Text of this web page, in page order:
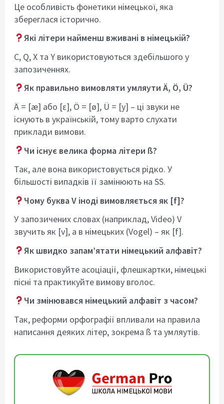
Це особливість фонетики німецької, яка
збереглася історично.
Які літери найменш вживані в німецькій?
C, Q, X та Y використовуються здебільшого у
запозиченнях.
Як правильно вимовляти умляути Ä, Ö, Ü?
Ä = [æ] або [ɛ], Ö = [ø], Ü = [y] – ці звуки не
існують в українській, тому варто слухати
приклади вимови.
Чи існує велика форма літери ß?
Так, але вона використовується рідко. У
більшості випадків її замінюють на SS.
Чому буква V іноді вимовляється як [f]?
У запозичених словах (наприклад, Video) V
звучить як [v], а в німецьких (Vogel) – як [f].
Як швидко запам’ятати німецький алфавіт?
Використовуйте асоціації, флешкартки, німецькі
пісні та практикуйте вимову вголос.
Чи змінювався німецький алфавіт з часом?
Так, реформи орфографії впливали на правила
написання деяких літер, зокрема ß та умляутів.